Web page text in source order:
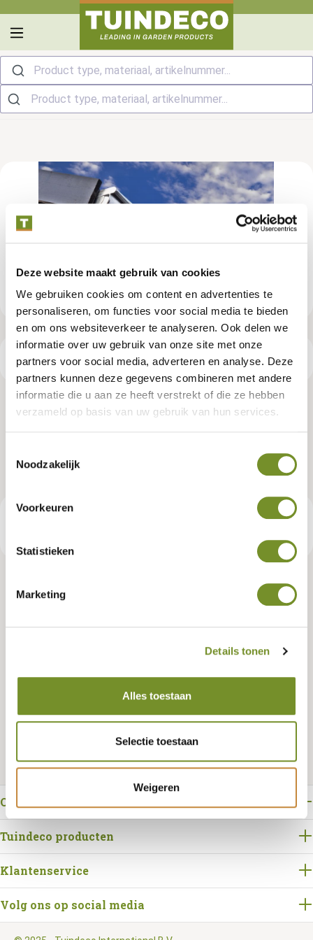
Deze website maakt gebruik van cookies
We gebruiken cookies om content en advertenties te
personaliseren, om functies voor social media te bieden
en om ons websiteverkeer te analyseren. Ook delen we
informatie over uw gebruik van onze site met onze
partners voor social media, adverteren en analyse. Deze
partners kunnen deze gegevens combineren met andere
informatie die u aan ze heeft verstrekt of die ze hebben
verzameld op basis van uw gebruik van hun services.
Noodzakelijk
Voorkeuren
Statistieken
Marketing
Details tonen
Alles toestaan
Selectie toestaan
Weigeren
Product type, materiaal, artikelnummer...
Productspecificaties
Dakgootset, verzinkt, 125 mm,
Artikelnummer:
Tuindeco dealer? Log in voor je eigen prijzen.
Bestellen
Over Tuindeco
Tuindeco producten
Klantenservice
Volg ons op social media